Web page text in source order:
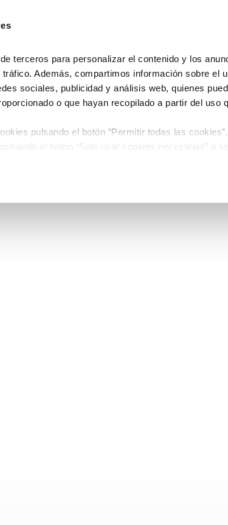
terceros para personalizar el contenido y los
Además, compartimos información sobre el
sociales, publicidad y análisis web, quienes
o que hayan recopilado a partir del uso
pulsando el botón “Permitir todas las
el botón “Solo usar cookies necesarias” o
Cookies